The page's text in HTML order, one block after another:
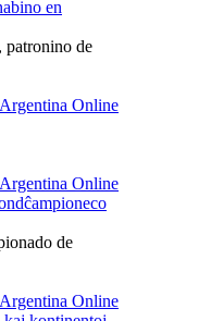
en
patronino de
Argentina Online
Argentina Online
de
Argentina Online